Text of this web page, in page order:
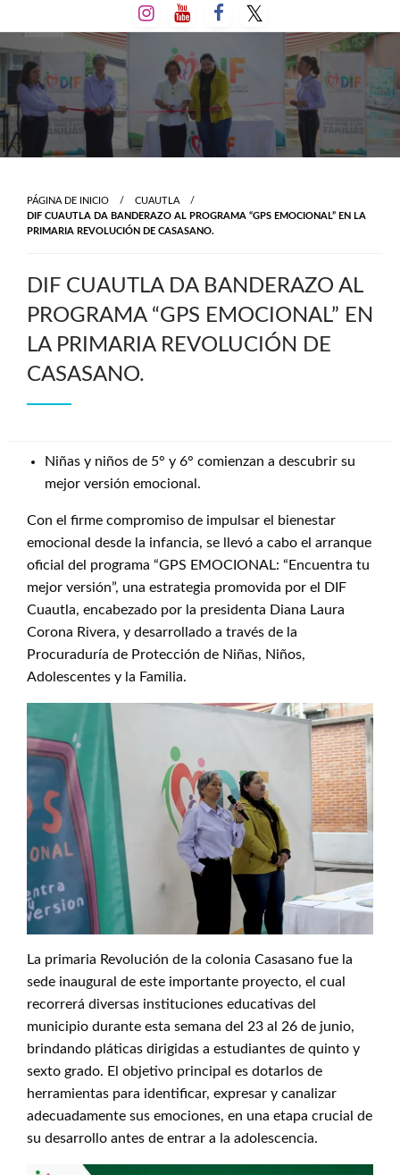
al
contenido
PÁGINA DE INICIO
CUAUTLA
DIF CUAUTLA DA BANDERAZO AL PROGRAMA “GPS EMOCIONAL” EN LA
PRIMARIA REVOLUCIÓN DE CASASANO.
DIF CUAUTLA DA BANDERAZO AL
PROGRAMA “GPS EMOCIONAL” EN
LA PRIMARIA REVOLUCIÓN DE
CASASANO.
Niñas y niños de 5° y 6° comienzan a descubrir su
mejor versión emocional.
Con el firme compromiso de impulsar el bienestar
emocional desde la infancia, se llevó a cabo el arranque
oficial del programa “GPS EMOCIONAL: “Encuentra tu
mejor versión”, una estrategia promovida por el DIF
Cuautla, encabezado por la presidenta Diana Laura
Corona Rivera, y desarrollado a través de la
Procuraduría de Protección de Niñas, Niños,
Adolescentes y la Familia.
La primaria Revolución de la colonia Casasano fue la
sede inaugural de este importante proyecto, el cual
recorrerá diversas instituciones educativas del
municipio durante esta semana del 23 al 26 de junio,
brindando pláticas dirigidas a estudiantes de quinto y
sexto grado. El objetivo principal es dotarlos de
herramientas para identificar, expresar y canalizar
adecuadamente sus emociones, en una etapa crucial de
su desarrollo antes de entrar a la adolescencia.